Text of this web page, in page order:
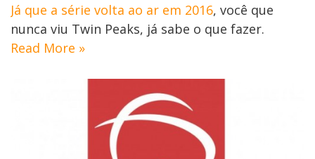
Já que a série volta ao ar em 2016, você que
nunca viu Twin Peaks, já sabe o que fazer.
Read More »